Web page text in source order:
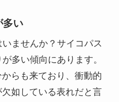
多い
ませんか？サイコパス
多い傾向にあります。
らも来ており、衝動的
如している表れだと言